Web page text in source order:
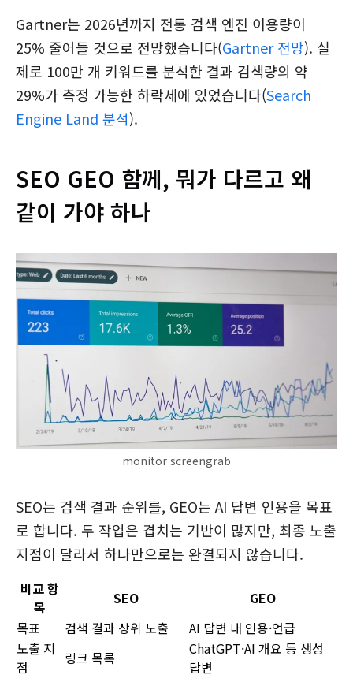
Gartner는 2026년까지 전통 검색 엔진 이용량이
25% 줄어들 것으로 전망했습니다(Gartner 전망). 실
제로 100만 개 키워드를 분석한 결과 검색량의 약
29%가 측정 가능한 하락세에 있었습니다(Search
Engine Land 분석).
SEO GEO 함께, 뭐가 다르고 왜
같이 가야 하나
monitor screengrab
SEO는 검색 결과 순위를, GEO는 AI 답변 인용을 목표
로 합니다. 두 작업은 겹치는 기반이 많지만, 최종 노출
지점이 달라서 하나만으로는 완결되지 않습니다.
비교 항
목
SEO
GEO
목표
검색 결과 상위 노출
AI 답변 내 인용·언급
노출 지
점
링크 목록
ChatGPT·AI 개요 등 생성
답변